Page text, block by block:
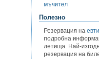
мъчител
Полезно
Резервация на
подробна
летища. Най-
резервация на